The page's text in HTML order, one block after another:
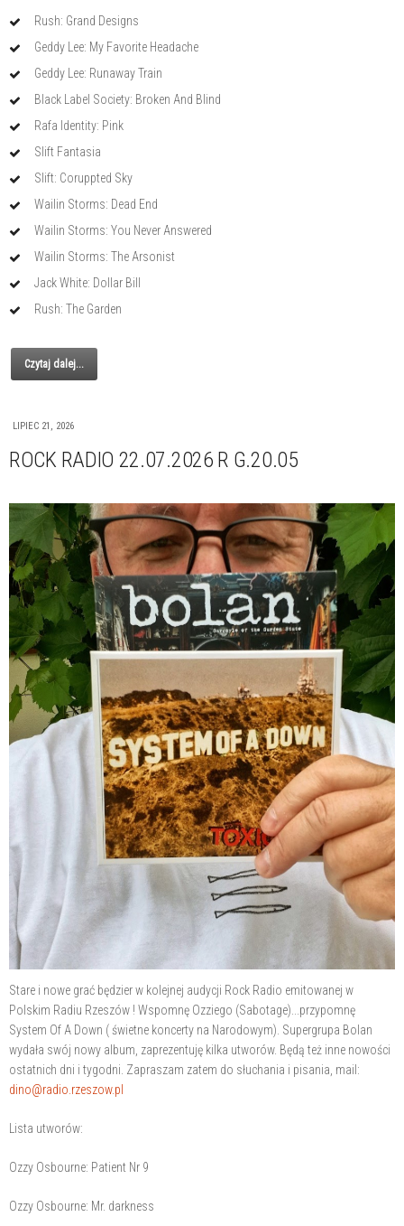
Rush: Grand Designs
Geddy Lee: My Favorite Headache
Geddy Lee: Runaway Train
Black Label Society: Broken And Blind
Rafa Identity: Pink
Slift Fantasia
Slift: Coruppted Sky
Wailin Storms: Dead End
Wailin Storms: You Never Answered
Wailin Storms: The Arsonist
Jack White: Dollar Bill
Rush: The Garden
Czytaj dalej...
LIPIEC 21, 2026
ROCK RADIO 22.07.2026 R G.20.05
Stare i nowe grać będzier w kolejnej audycji Rock Radio emitowanej w
Polskim Radiu Rzeszów ! Wspomnę Ozziego (Sabotage)...przypomnę
System Of A Down ( świetne koncerty na Narodowym). Supergrupa Bolan
wydała swój nowy album, zaprezentuję kilka utworów. Będą też inne nowości
ostatnich dni i tygodni. Zapraszam zatem do słuchania i pisania, mail:
dino@radio.rzeszow.pl
Lista utworów:
Ozzy Osbourne: Patient Nr 9
Ozzy Osbourne: Mr. darkness